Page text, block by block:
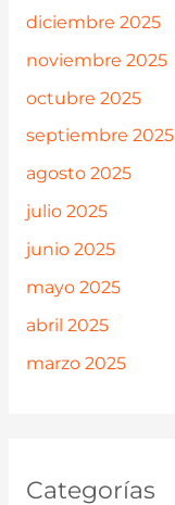
diciembre 2025
noviembre 2025
octubre 2025
septiembre 2025
agosto 2025
julio 2025
junio 2025
mayo 2025
abril 2025
marzo 2025
Categorías